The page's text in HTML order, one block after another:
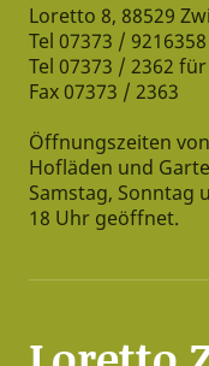
Loretto 8, 88529
Tel 07373 /
Tel 07373 / 2362
Fax 07373 / 2363
Öffnungszeiten
Hofläden und
Samstag, Sonntag
18 Uhr geöffnet.